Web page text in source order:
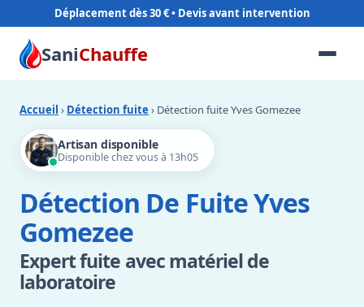
Déplacement dès 30 €
SaniChauffe
Accueil › Détection fuite › Détection fuite Yves Gomezee
Artisan disponible
Disponible chez vous à 13h05
Détection De Fuite Yves
Gomezee
Expert fuite avec matériel de
laboratoire